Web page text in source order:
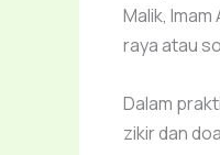
Malik,
raya atau
Dalam
zikir dan